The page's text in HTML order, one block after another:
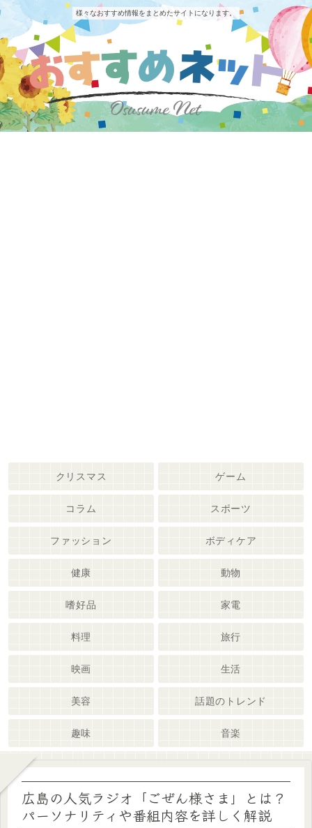
様々なおすすめ情報をまとめたサイトになります。
クリスマス ゲーム
コラム スポーツ
ファッション ボディケア
健康 動物
嗜好品 家電
料理 旅行
映画 生活
美容 話題のトレンド
趣味 音楽
広島の人気ラジオ「ごぜん様さま」とは？
パーソナリティや番組内容を詳しく解説